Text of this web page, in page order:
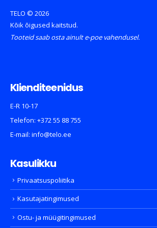
TELO © 2026
Kõik õigused kaitstud.
Tooteid saab osta ainult e-poe vahendusel.
Klienditeenidus
E-R 10-17
Telefon: +372 55 88 755
E-mail: info@telo.ee
Kasulikku
Privaatsuspoliitika
Kasutajatingimused
Ostu- ja müügitingimused